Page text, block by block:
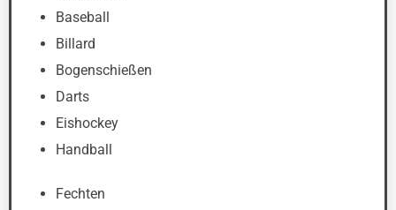
Baseball
Billard
Bogenschießen
Darts
Eishockey
Handball
Fechten